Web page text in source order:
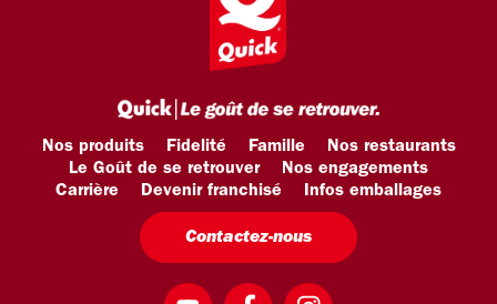
Nos produits Fidelité Famille
Nos restaurants
Le Goût de se retrouver
Nos engagements
Carrière
Devenir franchisé Infos emballages
Contactez-nous